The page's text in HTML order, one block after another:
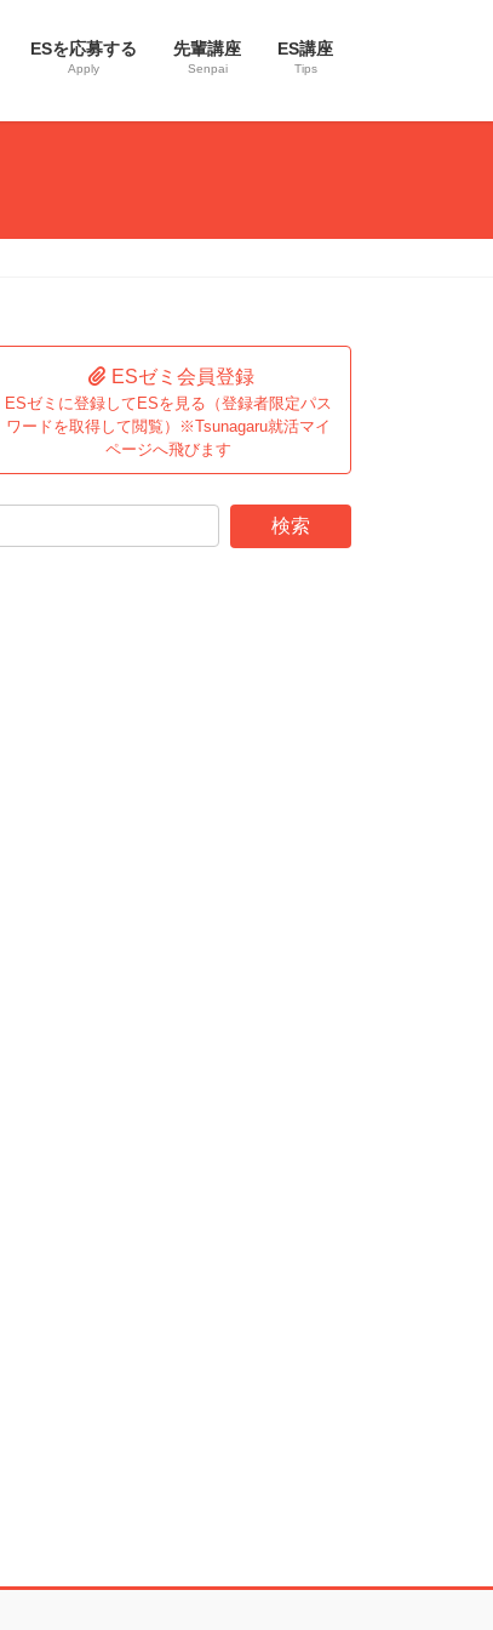
ESを応募する
Apply
先輩講座
Senpai
ES講座
Tips
ESゼミ会員登録
ESゼミに登録してESを見る（登録者限定パス
ワードを取得して閲覧）※Tsunagaru就活マイ
ページへ飛びます